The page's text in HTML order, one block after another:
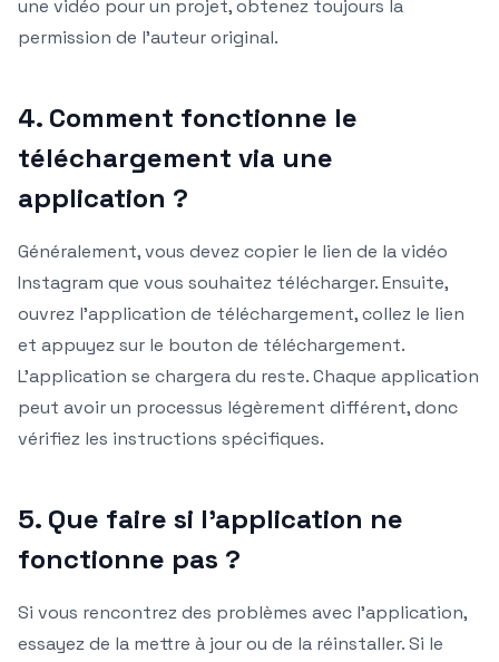
une vidéo pour un projet, obtenez toujours la
permission de l’auteur original.
4. Comment fonctionne le
téléchargement via une
application ?
Généralement, vous devez copier le lien de la vidéo
Instagram que vous souhaitez télécharger. Ensuite,
ouvrez l’application de téléchargement, collez le lien
et appuyez sur le bouton de téléchargement.
L’application se chargera du reste. Chaque application
peut avoir un processus légèrement différent, donc
vérifiez les instructions spécifiques.
5. Que faire si l’application ne
fonctionne pas ?
Si vous rencontrez des problèmes avec l’application,
essayez de la mettre à jour ou de la réinstaller. Si le